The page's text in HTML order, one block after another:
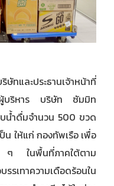
และประธานเจ้าหน้าที่
บริหาร บริษัท ซัมมิท
น้ำดื่มจำนวน 500 ขวด
น ให้แก่ กองทัพเรือ เพื่อ
ๆ ในพื้นที่ภาคใต้ตาม
รเทาความเดือดร้อนใน